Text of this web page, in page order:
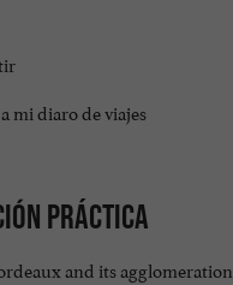
mi diaro de viajes
práctica
and its agglomeration